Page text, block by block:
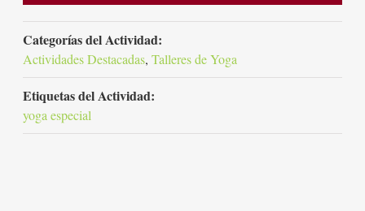
Categorías del Actividad:
Actividades Destacadas,Talleres de Yoga
Etiquetas del Actividad:
yoga especial